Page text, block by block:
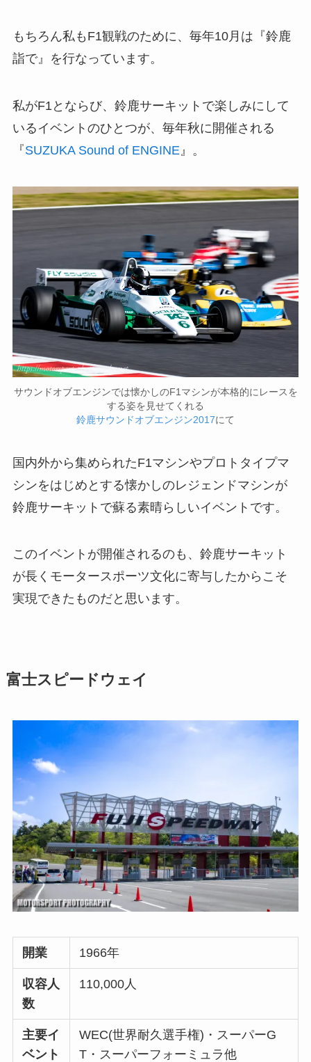
もちろん私もF1観戦のために、毎年10月は『鈴鹿
詣で』を行なっています。
私がF1とならび、鈴鹿サーキットで楽しみにして
いるイベントのひとつが、毎年秋に開催される
『SUZUKA Sound of ENGINE 』。
サウンドオブエンジンでは懐かしのF1マシンが本格的にレースを
する姿を見せてくれる
鈴鹿サウンドオブエンジン2017にて
国内外から集められたF1マシンやプロトタイプマ
シンをはじめとする懐かしのレジェンドマシンが
鈴鹿サーキットで蘇る素晴らしいイベントです。
このイベントが開催されるのも、鈴鹿サーキット
が長くモータースポーツ文化に寄与したからこそ
実現できたものだと思います。
富士スピードウェイ
開業 1966年
収容人
数
110,000人
主要イ
ベント
WEC(世界耐久選手権)・スーパーG
T・スーパーフォーミュラ他